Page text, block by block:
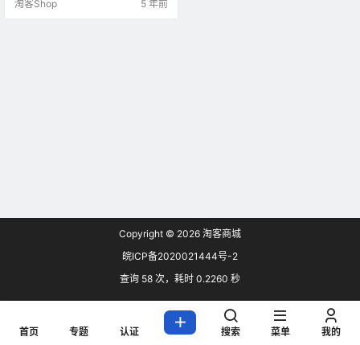
p.com/ 细节操作：务必先打开上方
淘客Shop 5 年前
Copyright © 2026 淘客商城
皖ICP备2020021444号-2
查询 58 次，耗时 0.2260 秒
首页 专题 认证 搜索 菜单 我的